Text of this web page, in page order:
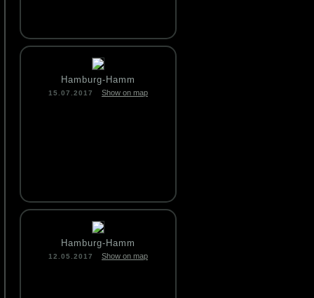
Hamburg-Hamm
15.07.2017 Show on map
Hamburg-Hamm
12.05.2017 Show on map